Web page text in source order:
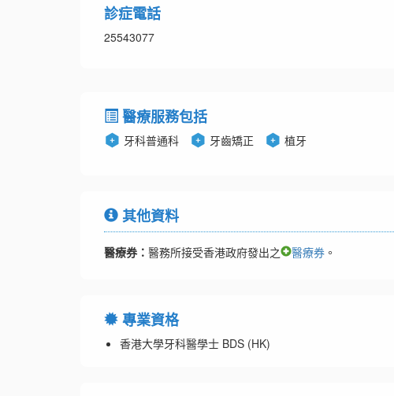
診症電話
25543077
醫療服務包括
牙科普通科 牙齒矯正 植牙
其他資料
醫療券： 醫務所接受香港政府發出之 醫療券 。
專業資格
香港大學牙科醫學士 BDS (HK)